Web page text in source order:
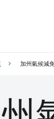
加州氣候減